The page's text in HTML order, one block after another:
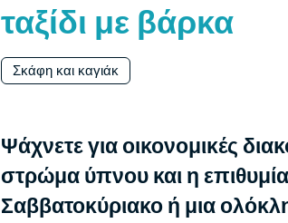
ταξίδι με βάρκα
Σκάφη και καγιάκ
Ψάχνετε για οικονομικές
στρώμα ύπνου και η
Σαββατοκύριακο ή μια